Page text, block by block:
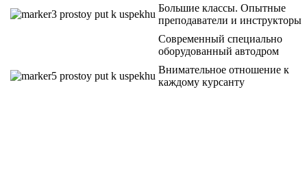
Большие классы. Опытные
преподаватели и инструкторы
Современный специально
оборудованный автодром
Внимательное отношение к
каждому курсанту